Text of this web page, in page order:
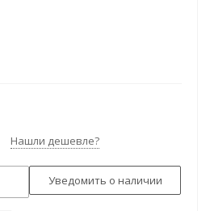
Нашли дешевле?
Уведомить о наличии